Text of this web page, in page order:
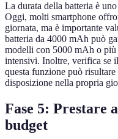
La durata della batteria è
Oggi, molti smartphone
giornata, ma è importante
batteria da 4000 mAh può
modelli con 5000 mAh o più
intensivi. Inoltre, verifica se
questa funzione può
disposizione nella propria
Fase 5: Prestare
budget